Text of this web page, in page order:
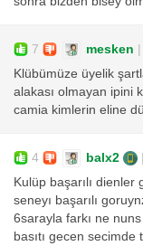
7 mesken
Klübümüze üyelik
alakası olmayan ipini
camia kimlerin eline
4 balx2
Kulüp başarılı dienler
seneyı başarılı
6sarayla farkı ne
basıtı gecen